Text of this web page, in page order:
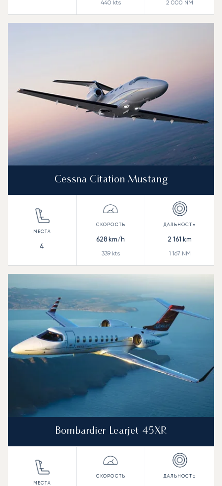
440 kts 2 000 NM
Cessna Citation Mustang
4
628 km/h
339kts
2 161 km
1 167 NM
Bombardier Learjet 45XR